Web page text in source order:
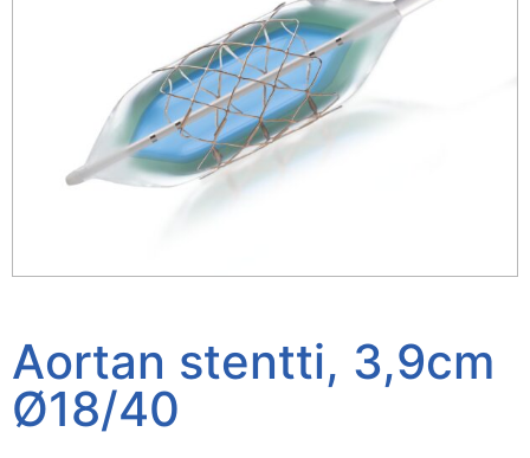
Aortan stentti, 3,9cm
Ø18/40